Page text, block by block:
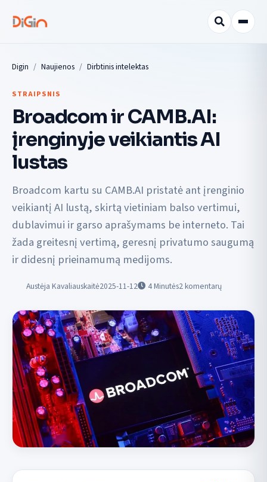
Digin Naujienos Dirbtinis intelektas
STRAIPSNIS
Broadcom ir CAMB.AI:
įrenginyje veikiantis AI
lustas
Broadcom kartu su CAMB.AI pristatė ant įrenginio
veikiantį AI lustą, skirtą vietiniam balso vertimui,
dublavimui ir garso aprašymams be interneto. Tai
žada greitesnį vertimą, geresnį privatumo saugumą
ir didesnį prieinamumą medijoms.
Austėja Kavaliauskaitė2025-11-12 4Minutės2 komentarų